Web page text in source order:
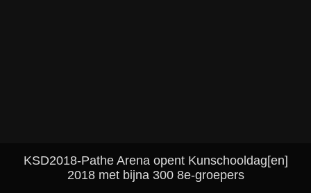
KSD2018-Pathe Arena opent Kunschooldag[en]
2018 met bijna 300 8e-groepers